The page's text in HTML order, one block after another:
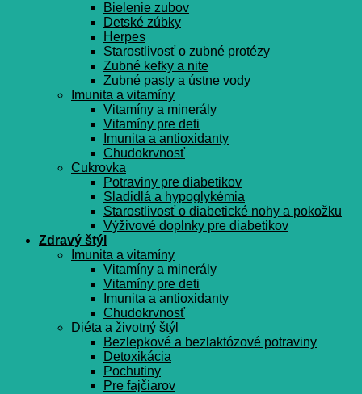
Bielenie zubov
Detské zúbky
Herpes
Starostlivosť o zubné protézy
Zubné kefky a nite
Zubné pasty a ústne vody
Imunita a vitamíny
Vitamíny a minerály
Vitamíny pre deti
Imunita a antioxidanty
Chudokrvnosť
Cukrovka
Potraviny pre diabetikov
Sladidlá a hypoglykémia
Starostlivosť o diabetické nohy a pokožku
Výživové doplnky pre diabetikov
Zdravý štýl
Imunita a vitamíny
Vitamíny a minerály
Vitamíny pre deti
Imunita a antioxidanty
Chudokrvnosť
Diéta a životný štýl
Bezlepkové a bezlaktózové potraviny
Detoxikácia
Pochutiny
Pre fajčiarov